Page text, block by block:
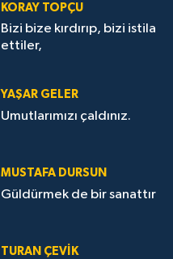
KORAY TOPÇU
Bizi bize kırdırıp, bizi istila
ettiler,
YAŞAR GELER
Umutlarımızı çaldınız.
MUSTAFA DURSUN
Güldürmek de bir sanattır
TURAN ÇEVİK